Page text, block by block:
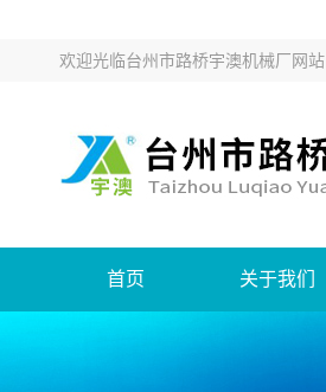
欢迎光临台州市路桥宇澳机械厂网站
首页 关于我们